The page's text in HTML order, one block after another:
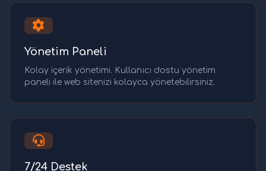
Yönetim Paneli
Kolay içerik yönetimi. Kullanıcı dostu yönetim
paneli ile web sitenizi kolayca yönetebilirsiniz.
7/24 Destek